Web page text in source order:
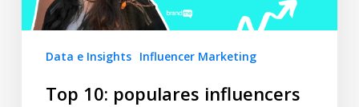
Data e Insights Influencer Marketing
Top 10: populares influencers